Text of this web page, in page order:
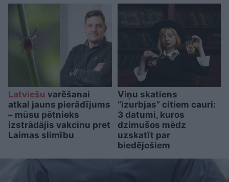
Latviešu varēšanai
atkal jauns pierādījums
– mūsu pētnieks
izstrādājis vakcīnu pret
Laimas slimību
Viņu skatiens
“izurbjas” citiem cauri:
3 datumi, kuros
dzimušos mēdz
uzskatīt par
biedējošiem